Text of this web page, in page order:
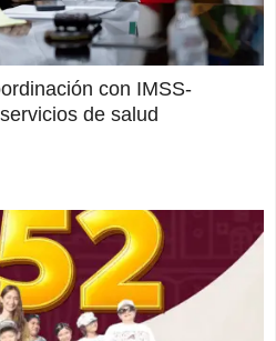
con IMSS-
de salud